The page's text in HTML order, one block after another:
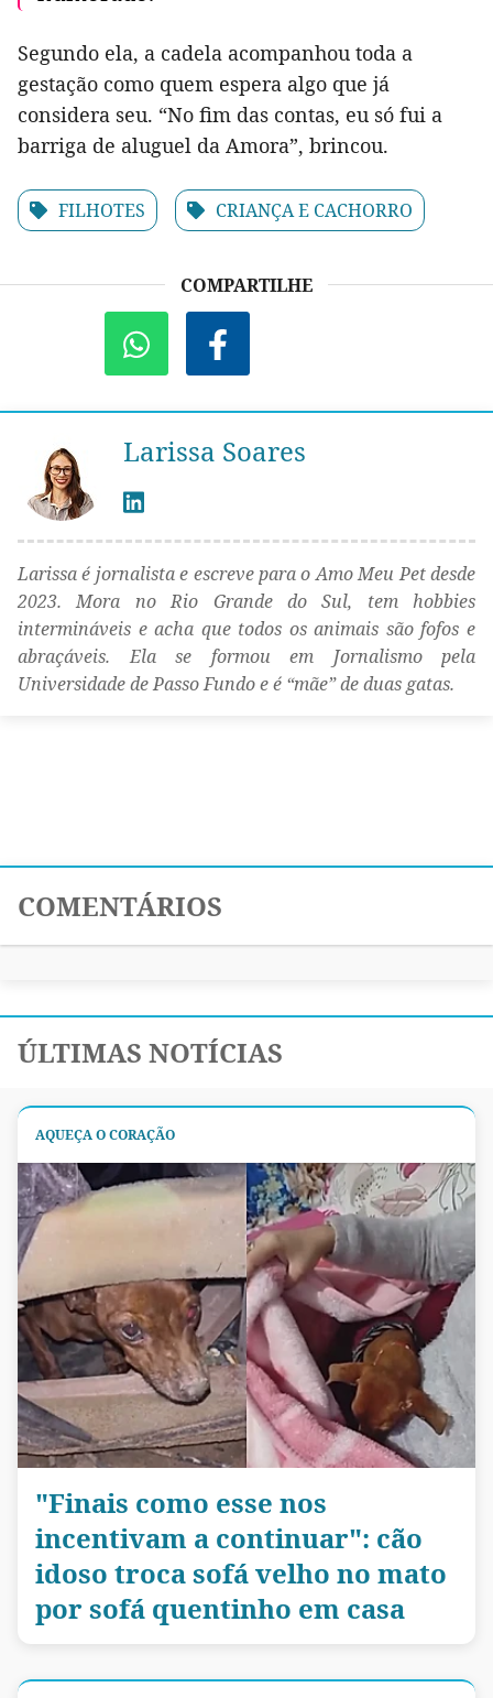
Segundo ela, a cadela acompanhou toda a
gestação como quem espera algo que já
considera seu. “No fim das contas, eu só fui a
barriga de aluguel da Amora”, brincou.
FILHOTES CRIANÇA E CACHORRO
COMPARTILHE
Larissa Soares
Larissa é jornalista e escreve para o Amo Meu Pet desde
2023. Mora no Rio Grande do Sul, tem hobbies
intermináveis e acha que todos os animais são fofos e
abraçáveis. Ela se formou em Jornalismo pela
Universidade de Passo Fundo e é “mãe” de duas gatas.
COMENTÁRIOS
ÚLTIMAS NOTÍCIAS
AQUEÇA O CORAÇÃO
"Finais como esse nos
incentivam a continuar": cão
idoso troca sofá velho no mato
por sofá quentinho em casa